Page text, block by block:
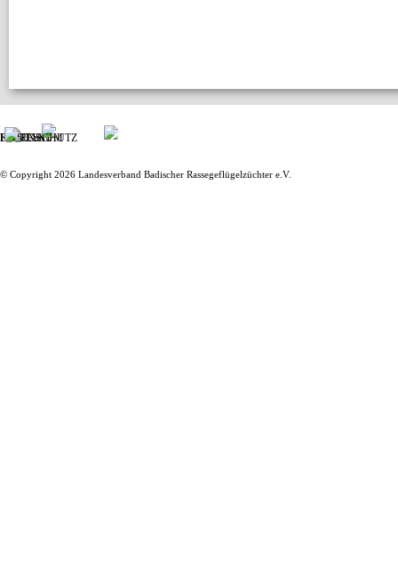
IMPRESSUM
KONTAKT
DATENSCHUTZ
© Copyright 2026 Landesverband Badischer Rassegeflügelzüchter e.V.